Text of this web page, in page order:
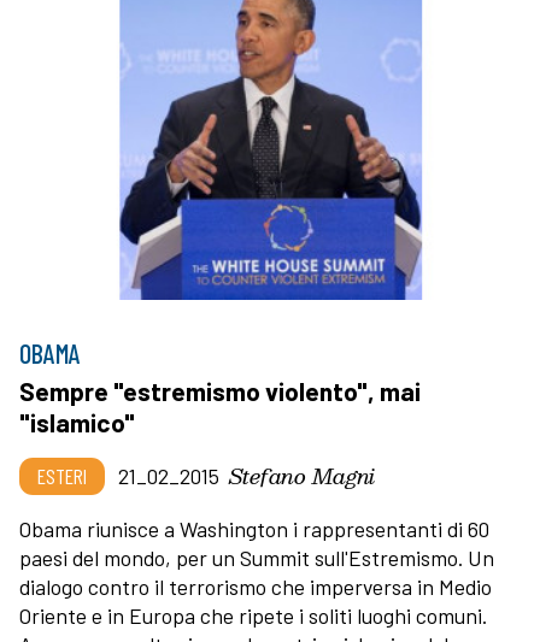
OBAMA
Sempre "estremismo violento", mai
"islamico"
ESTERI 21_02_2015 Stefano Magni
Obama riunisce a Washington i rappresentanti di 60
paesi del mondo, per un Summit sull'Estremismo. Un
dialogo contro il terrorismo che imperversa in Medio
Oriente e in Europa che ripete i soliti luoghi comuni.